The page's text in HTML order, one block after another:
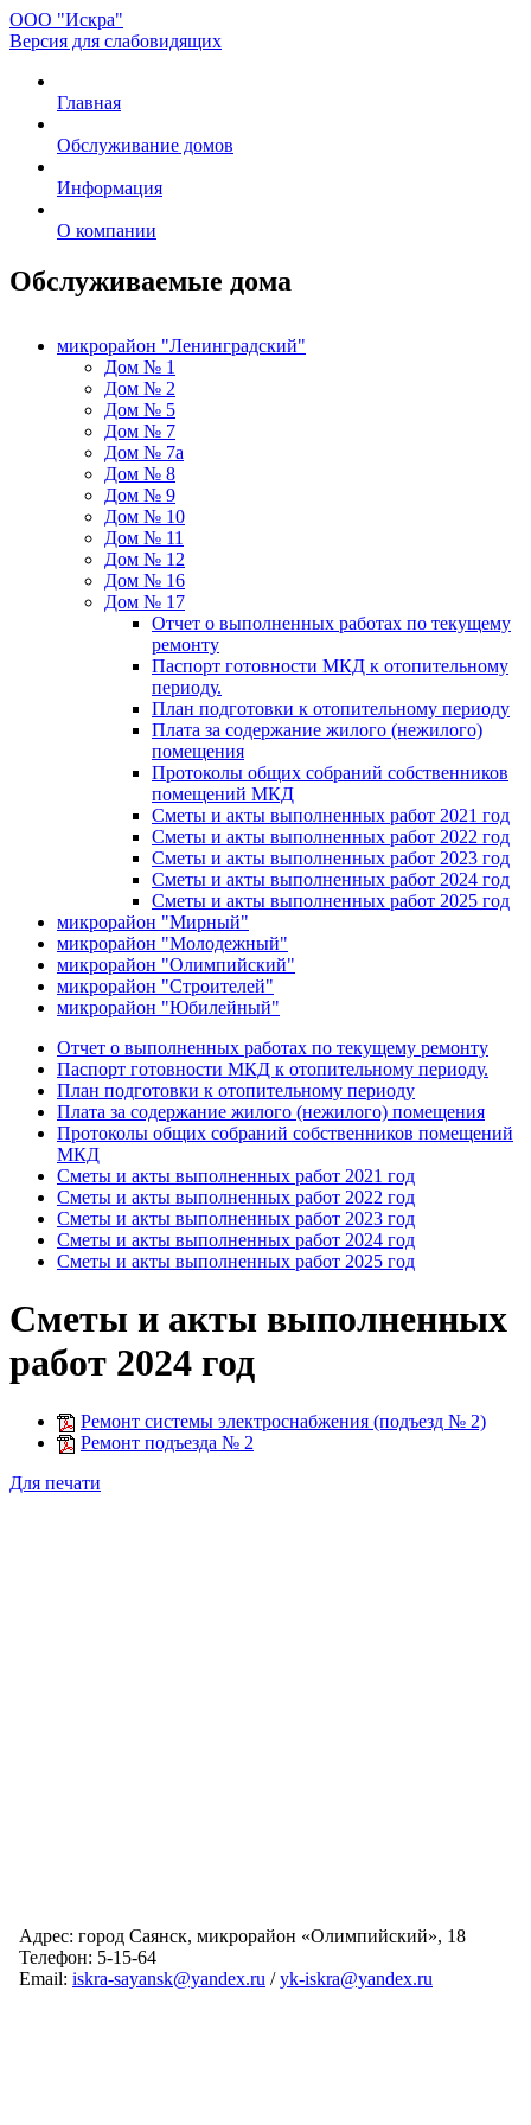
ООО "Искра"
Версия для слабовидящих
Главная
Обслуживание домов
Информация
О компании
Обслуживаемые дома
микрорайон "Ленинградский"
Дом № 1
Дом № 2
Дом № 5
Дом № 7
Дом № 7а
Дом № 8
Дом № 9
Дом № 10
Дом № 11
Дом № 12
Дом № 16
Дом № 17
Отчет о выполненных работах по текущему
ремонту
Паспорт готовности МКД к отопительному
периоду.
План подготовки к отопительному периоду
Плата за содержание жилого (нежилого)
помещения
Протоколы общих собраний собственников
помещений МКД
Сметы и акты выполненных работ 2021 год
Сметы и акты выполненных работ 2022 год
Сметы и акты выполненных работ 2023 год
Сметы и акты выполненных работ 2024 год
Сметы и акты выполненных работ 2025 год
микрорайон "Мирный"
микрорайон "Молодежный"
микрорайон "Олимпийский"
микрорайон "Строителей"
микрорайон "Юбилейный"
Отчет о выполненных работах по текущему ремонту
Паспорт готовности МКД к отопительному периоду.
План подготовки к отопительному периоду
Плата за содержание жилого (нежилого) помещения
Протоколы общих собраний собственников помещений
МКД
Сметы и акты выполненных работ 2021 год
Сметы и акты выполненных работ 2022 год
Сметы и акты выполненных работ 2023 год
Сметы и акты выполненных работ 2024 год
Сметы и акты выполненных работ 2025 год
Сметы и акты выполненных
работ 2024 год
Ремонт системы электроснабжения (подъезд № 2)
Ремонт подъезда № 2
Для печати
Адрес: город Саянск, микрорайон «Олимпийский», 18
Телефон: 5-15-64
Email: iskra-sayansk@yandex.ru /yk-iskra@yandex.ru